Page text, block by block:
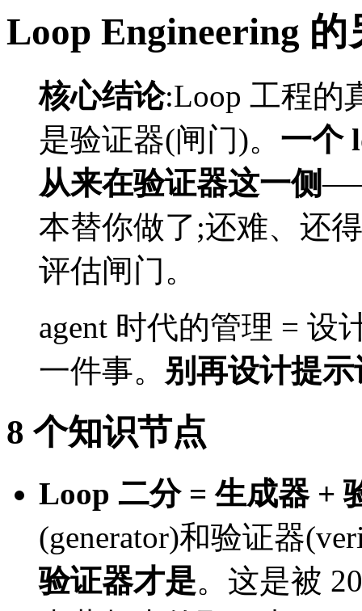
Loop Engineering
核心结论:Loop 工程的
是验证器(闸门)。 一个
从来在验证器这一侧
本替你做了;还难、还
评估闸门。
agent 时代的管理 = 设
一件事。 别再设计提
8 个知识节点
Loop 二分 = 生成器 +
(generator)和验证器
验证器才是。这是被